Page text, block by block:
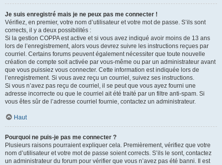
Je suis enregistré mais je ne peux pas me connecter !
Vérifiez, en premier, votre nom d’utilisateur et votre mot de passe. S’ils sont
corrects, il y a deux possibilités :
Si la gestion COPPA est active et si vous avez indiqué avoir moins de 13 ans
lors de l’enregistrement, alors vous devrez suivre les instructions reçues par
courriel. Certains forums peuvent également nécessiter que toute nouvelle
création de compte soit activée par vous-même ou par un administrateur avant
que vous puissiez vous connecter. Cette information est indiquée lors de
l’enregistrement. Si vous avez reçu un courriel, suivez ses instructions.
Si vous n’avez pas reçu de courriel, il se peut que vous ayez fourni une
adresse incorrecte ou que le courriel ait été traité par un filtre anti-spam. Si
vous êtes sûr de l’adresse courriel fournie, contactez un administrateur.
Haut
Pourquoi ne puis-je pas me connecter ?
Plusieurs raisons pourraient expliquer cela. Premièrement, vérifiez que votre
nom d’utilisateur et votre mot de passe soient corrects. S’ils le sont, contactez
un administrateur du forum pour vérifier que vous n’avez pas été banni. Il est